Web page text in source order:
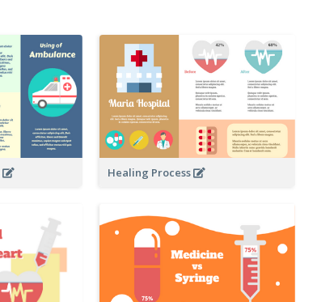
Healing Process